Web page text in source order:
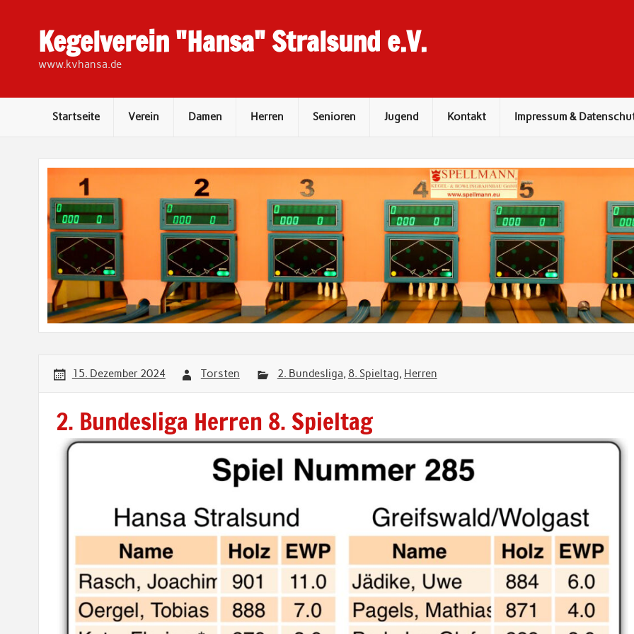
Kegelverein "Hansa" Stralsund e.V.
www.kvhansa.de
Startseite Verein Damen Herren Senioren Jugend Kontakt Impressum &
15. Dezember 2024 Torsten 2. Bundesliga, 8. Spieltag, Herren
2. Bundesliga Herren 8. Spieltag